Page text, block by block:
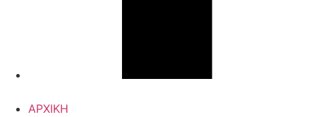
ΑΡΧΙΚΗ